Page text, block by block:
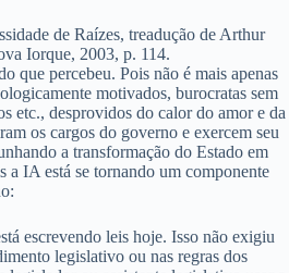
de Raízes, treadução de Arthur
Iorque, 2003, p. 114.
que percebeu. Pois não é mais apenas
motivados, burocratas sem
etc., desprovidos do calor do amor e da
os cargos do governo e exercem seu
a transformação do Estado em
a IA está se tornando um componente
escrevendo leis hoje. Isso não exigiu
legislativo ou nas regras dos